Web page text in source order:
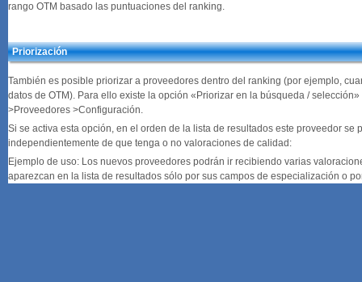
rango OTM basado las puntuaciones del ranking.
Priorización
También es posible priorizar a proveedores dentro del ranking (por ejemplo,
datos de OTM). Para ello existe la opción «Priorizar en la búsqueda /
>Proveedores >Configuración.
Si se activa esta opción, en el orden de la lista de resultados este proveedor se
independientemente de que tenga o no valoraciones de calidad:
Ejemplo de uso: Los nuevos proveedores podrán ir recibiendo varias
aparezcan en la lista de resultados sólo por sus campos de especialización o